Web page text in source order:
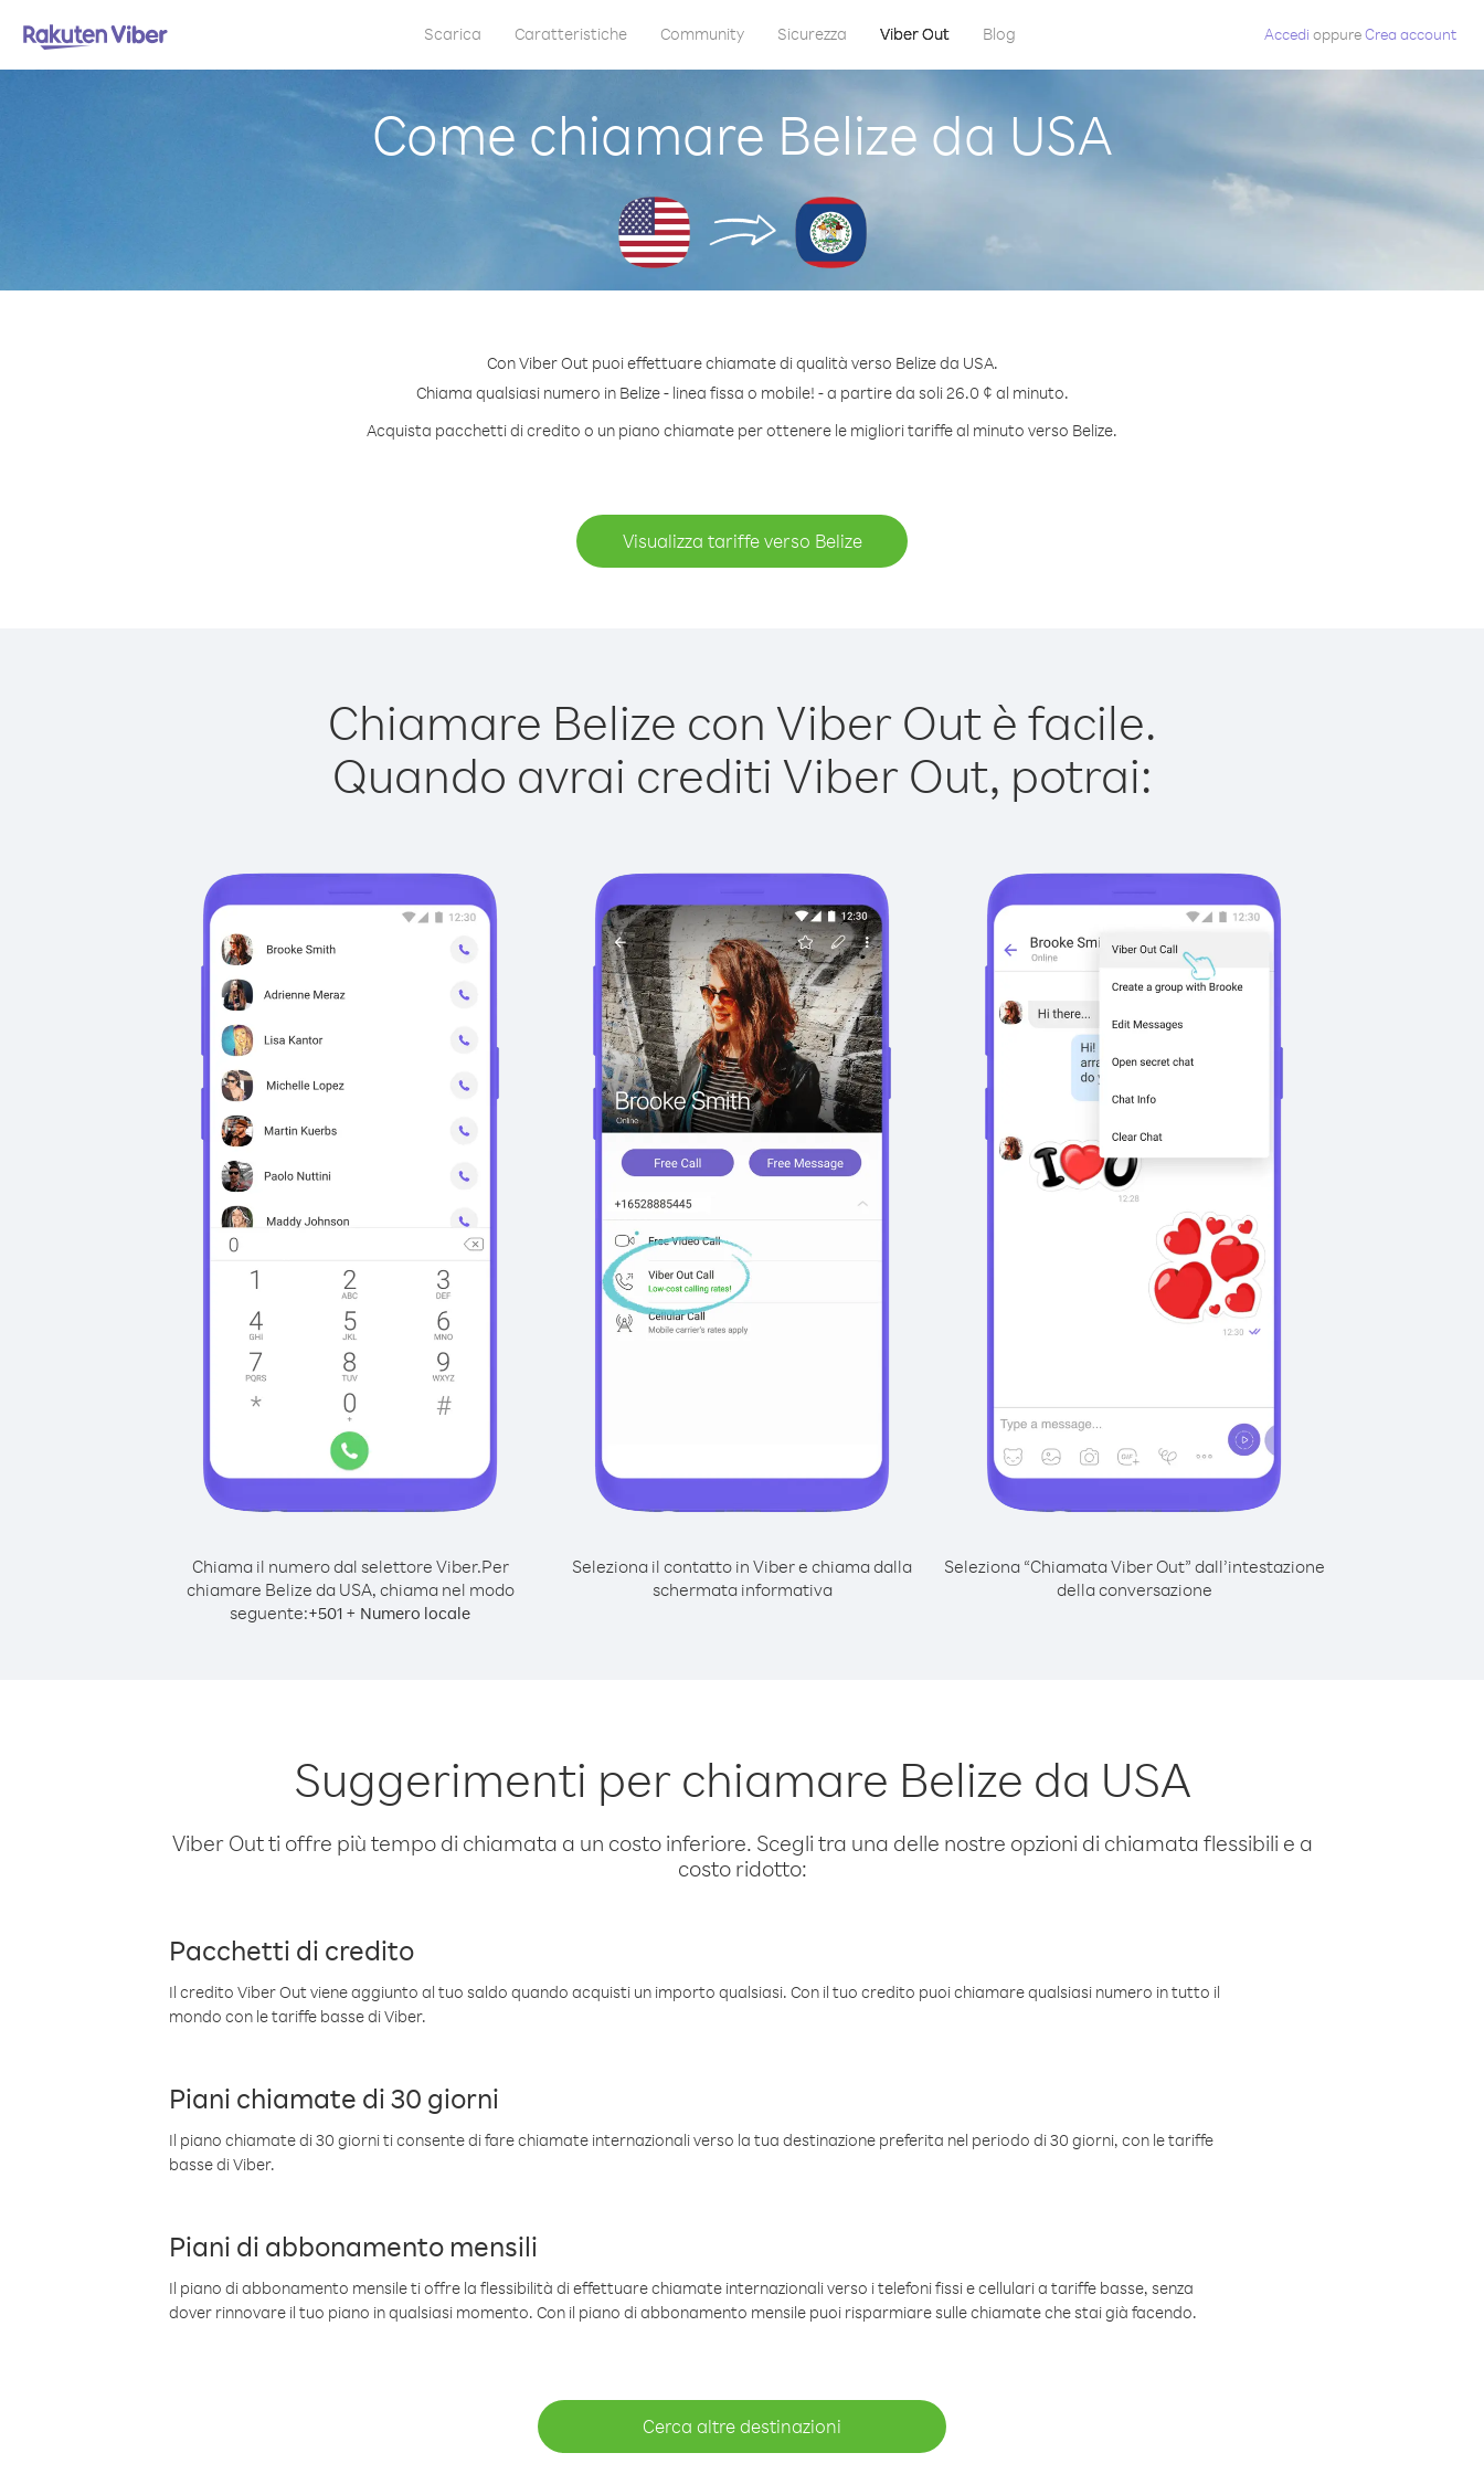
Scarica Caratteristiche Community Sicurezza Viber Out Blog Accedi oppureCrea account
Come chiamare Belize da USA
Con Viber Out puoi effettuare chiamate di qualità verso Belize da USA.
Chiama qualsiasi numero in Belize - linea fissa o mobile! - a partire da soli 26.0 ¢ al minuto.
Acquista pacchetti di credito o un piano chiamate per ottenere le migliori tariffe al minuto verso Belize.
Visualizza tariffe verso Belize
Chiamare Belize con Viber Out è facile.
Quando avrai crediti Viber Out, potrai:
Chiama il numero dal selettore Viber.Per
chiamare Belize da USA, chiama nel modo
seguente:+501 + Numero locale
Seleziona il contatto in Viber e chiama dalla
schermata informativa
Seleziona “Chiamata Viber Out” dall’intestazione
della conversazione
Suggerimenti per chiamare Belize da USA
Viber Out ti offre più tempo di chiamata a un costo inferiore. Scegli tra una delle nostre opzioni di chiamata flessibili e a
costo ridotto:
Pacchetti di credito
Il credito Viber Out viene aggiunto al tuo saldo quando acquisti un importo qualsiasi. Con il tuo credito puoi chiamare qualsiasi numero in tutto il
mondo con le tariffe basse di Viber.
Piani chiamate di 30 giorni
Il piano chiamate di 30 giorni ti consente di fare chiamate internazionali verso la tua destinazione preferita nel periodo di 30 giorni, con le tariffe
basse di Viber.
Piani di abbonamento mensili
Il piano di abbonamento mensile ti offre la flessibilità di effettuare chiamate internazionali verso i telefoni fissi e cellulari a tariffe basse, senza
dover rinnovare il tuo piano in qualsiasi momento. Con il piano di abbonamento mensile puoi risparmiare sulle chiamate che stai già facendo.
Cerca altre destinazioni